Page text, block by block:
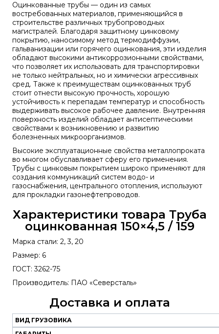
Оцинкованные трубы — один из самых
востребованных материалов, применяющийся в
строительстве различных трубопроводных
магистралей. Благодаря защитному цинковому
покрытию, наносимому метод термодиффузии,
гальванизации или горячего оцинкования, эти изделия
обладают высокими антикоррозионными свойствами,
что позволяет их использовать для транспортировки
не только нейтральных, но и химически агрессивных
сред. Также к преимуществам оцинкованных труб
стоит отнести высокую прочность, хорошую
устойчивость к перепадам температур и способность
выдерживать высокое рабочее давление. Внутренняя
поверхность изделий обладает антисептическими
свойствами к возникновению и развитию
болезненных микроорганизмов.
Высокие эксплуатационные свойства металлопроката
во многом обуславливает сферу его применения.
Трубы с цинковым покрытием широко применяют для
создания коммуникаций систем водо- и
газоснабжения, центрального отопления, используют
для прокладки газонефтепроводов.
Характеристики товара Труба
оцинкованная 150×4,5 / 159
Марка стали: 2, 3, 20
Размер: 6
ГОСТ: 3262-75
Производитель: ПАО «Северсталь»
Доставка и оплата
Наш
транспорт
ВИД ГРУЗОВИКА